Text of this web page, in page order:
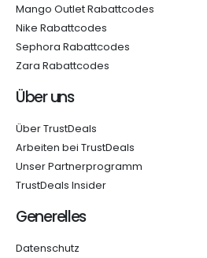
Mango Outlet Rabattcodes
Nike Rabattcodes
Sephora Rabattcodes
Zara Rabattcodes
Über uns
Über TrustDeals
Arbeiten bei TrustDeals
Unser Partnerprogramm
TrustDeals Insider
Generelles
Datenschutz